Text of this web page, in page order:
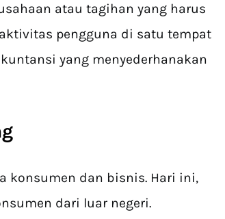
atau tagihan yang harus
pengguna di satu tempat
yang menyederhanakan
konsumen dan bisnis. Hari ini,
dari luar negeri.